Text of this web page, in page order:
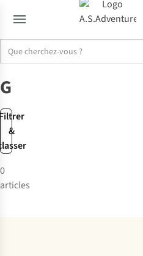
&
Gabor
0
articles